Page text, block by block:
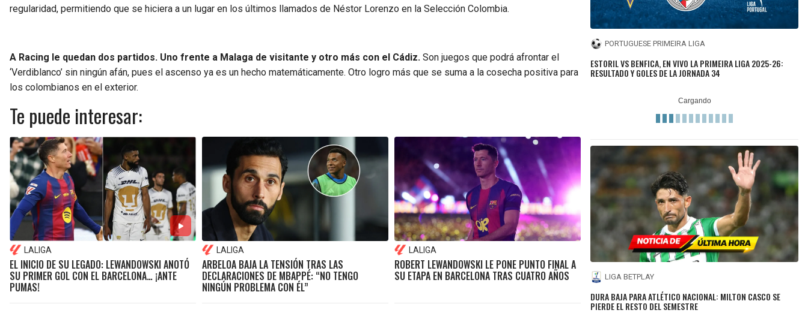
regularidad, permitiendo que se hiciera a un lugar en los últimos llamados de Néstor Lorenzo en la Selección Colombia.
A Racing le quedan dos partidos. Uno frente a Malaga de visitante y otro más con el Cádiz. Son juegos que podrá afrontar el
‘Verdiblanco’ sin ningún afán, pues el ascenso ya es un hecho matemáticamente. Otro logro más que se suma a la cosecha positiva para
los colombianos en el exterior.
Te puede interesar:
LALIGA
EL INICIO DE SU LEGADO: LEWANDOWSKI ANOTÓ
SU PRIMER GOL CON EL BARCELONA… ¡ANTE
PUMAS!
LALIGA
ARBELOA BAJA LA TENSIÓN TRAS LAS
DECLARACIONES DE MBAPPÉ: “NO TENGO
NINGÚN PROBLEMA CON ÉL”
LALIGA
ROBERT LEWANDOWSKI LE PONE PUNTO FINAL A
SU ETAPA EN BARCELONA TRAS CUATRO AÑOS
PORTUGUESE PRIMEIRA LIGA
ESTORIL VS BENFICA, EN VIVO LA PRIMEIRA LIGA 2025-26:
RESULTADO Y GOLES DE LA JORNADA 34
LIGA BETPLAY
DURA BAJA PARA ATLÉTICO NACIONAL: MILTON CASCO SE
PIERDE EL RESTO DEL SEMESTRE